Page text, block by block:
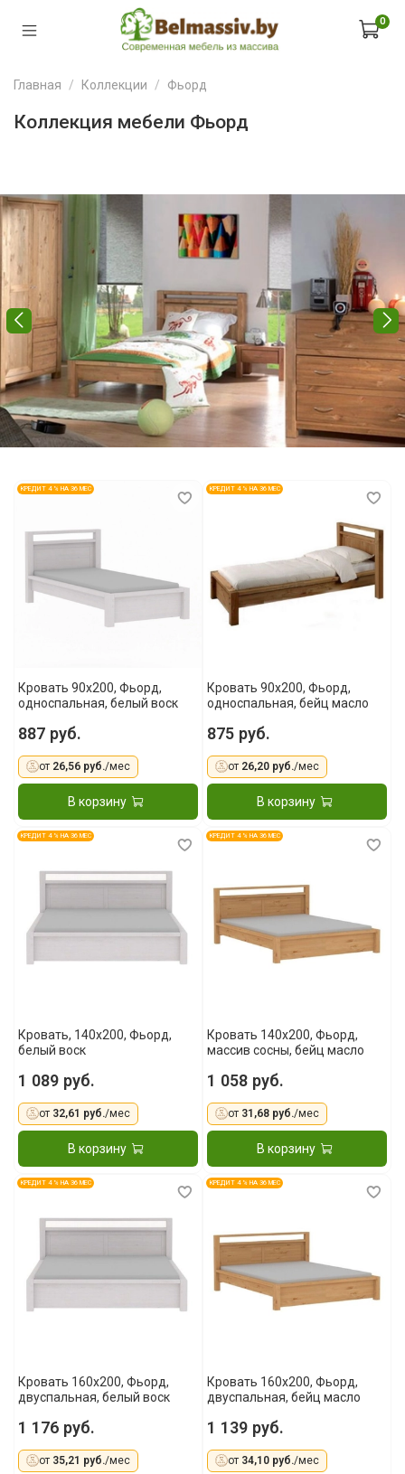
0
Главная Коллекции Фьорд
Коллекция мебели Фьорд
КРЕДИТ 4 % НА 36 МЕС
Кровать 90x200, Фьорд,
односпальная, белый воск
887 руб.
от 26,56 руб./мес
В корзину
КРЕДИТ 4 % НА 36 МЕС
Кровать 90x200, Фьорд,
односпальная, бейц масло
875 руб.
от 26,20 руб./мес
В корзину
КРЕДИТ 4 % НА 36 МЕС
Кровать, 140x200, Фьорд,
белый воск
1 089 руб.
от 32,61 руб./мес
В корзину
КРЕДИТ 4 % НА 36 МЕС
Кровать 140x200, Фьорд,
массив сосны, бейц масло
1 058 руб.
от 31,68 руб./мес
В корзину
КРЕДИТ 4 % НА 36 МЕС
Кровать 160x200, Фьорд,
двуспальная, белый воск
1 176 руб.
от 35,21 руб./мес
КРЕДИТ 4 % НА 36 МЕС
Кровать 160x200, Фьорд,
двуспальная, бейц масло
1 139 руб.
от 34,10 руб./мес